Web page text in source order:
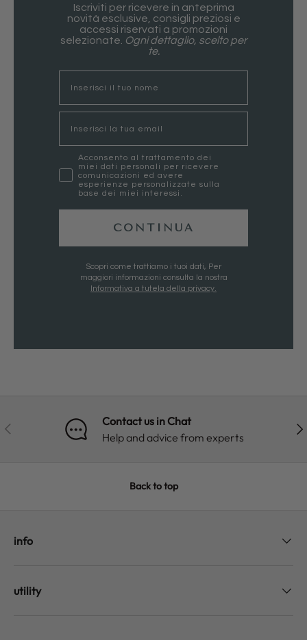
Iscriviti per ricevere in anteprima
novità esclusive, consigli preziosi e
accessi riservati a promozioni
selezionate. Ogni dettaglio, scelto per
te.
marketing
Acconsento al trattamento dei
miei dati personali per ricevere
comunicazioni ed avere
esperienze personalizzate sulla
base dei miei interessi.
CONTINUA
Scopri come trattiamo i tuoi dati, Per
maggiori informazioni consulta la nostra
Informativa a tutela della privacy.
PREVIOUS
Contact us in Chat
Help and advice from experts
Back to top
info
utility